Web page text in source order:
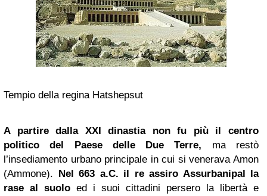
Tempio della regina Hatshepsut
A partire dalla XXI dinastia non fu più il centro
politico del Paese delle Due Terre, ma restò
l’insediamento urbano principale in cui si venerava Amon
(Ammone). Nel 663 a.C. il re assiro Assurbanipal la
rase al suolo ed i suoi cittadini persero la libertà e